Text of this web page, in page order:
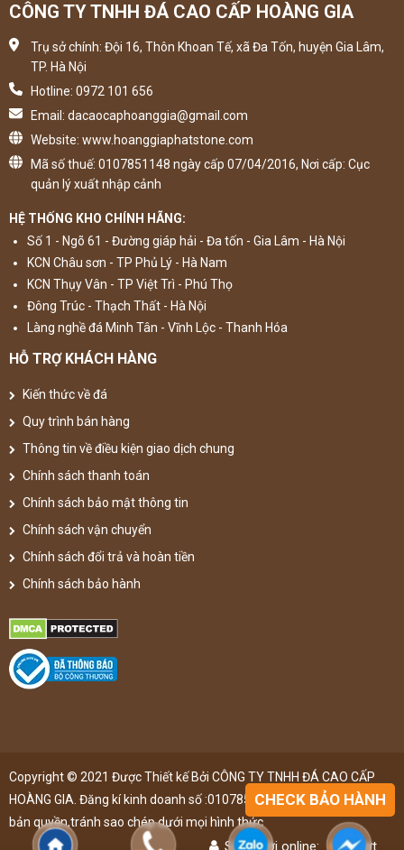
CÔNG TY TNHH ĐÁ CAO CẤP HOÀNG GIA
Trụ sở chính: Đội 16, Thôn Khoan Tế, xã Đa Tốn, huyện Gia Lâm,
TP. Hà Nội
Hotline: 0972 101 656
Email: dacaocaphoanggia@gmail.com
Website: www.hoanggiaphatstone.com
Mã số thuế: 0107851148 ngày cấp 07/04/2016, Nơi cấp: Cục
quản lý xuất nhập cảnh
HỆ THỐNG KHO CHÍNH HÃNG:
Số 1 - Ngõ 61 - Đường giáp hải - Đa tốn - Gia Lâm - Hà Nội
KCN Châu sơn - TP Phủ Lý - Hà Nam
KCN Thụy Vân - TP Việt Trì - Phú Thọ
Đông Trúc - Thạch Thất - Hà Nội
Làng nghề đá Minh Tân - Vĩnh Lộc - Thanh Hóa
HỖ TRỢ KHÁCH HÀNG
Kiến thức về đá
Quy trình bán hàng
Thông tin về điều kiện giao dịch chung
Chính sách thanh toán
Chính sách bảo mật thông tin
Chính sách vận chuyển
Chính sách đổi trả và hoàn tiền
Chính sách bảo hành
Copyright © 2021 Được Thiết kế Bởi CÔNG TY TNHH ĐÁ CAO CẤP
HOÀNG GIA. Đăng kí kinh doanh số :0107851148 ,đã được đăng kí
bản quyền,tránh sao chép dưới mọi hình thức
Số người online: 46 lượt
CHECK BẢO HÀNH